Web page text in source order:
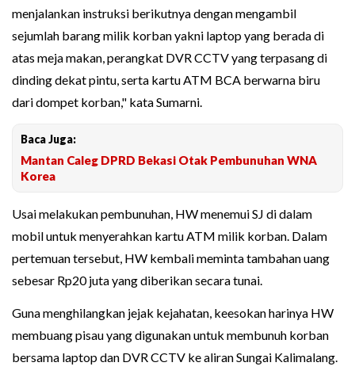
menjalankan instruksi berikutnya dengan mengambil
sejumlah barang milik korban yakni laptop yang berada di
atas meja makan, perangkat DVR CCTV yang terpasang di
dinding dekat pintu, serta kartu ATM BCA berwarna biru
dari dompet korban," kata Sumarni.
Baca Juga:
Mantan Caleg DPRD Bekasi Otak Pembunuhan WNA
Korea
Usai melakukan pembunuhan, HW menemui SJ di dalam
mobil untuk menyerahkan kartu ATM milik korban. Dalam
pertemuan tersebut, HW kembali meminta tambahan uang
sebesar Rp20 juta yang diberikan secara tunai.
Guna menghilangkan jejak kejahatan, keesokan harinya HW
membuang pisau yang digunakan untuk membunuh korban
bersama laptop dan DVR CCTV ke aliran Sungai Kalimalang.